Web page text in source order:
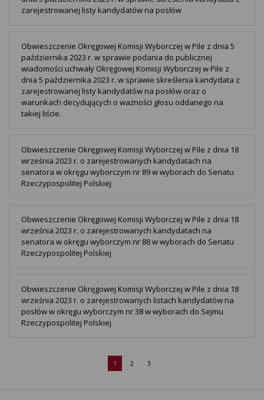
zarejestrowanej listy kandydatów na posłów
Obwieszczenie Okręgowej Komisji Wyborczej w Pile z dnia 5
października 2023 r. w sprawie podania do publicznej
wiadomości uchwały Okręgowej Komisji Wyborczej w Pile z
dnia 5 października 2023 r. w sprawie skreślenia kandydata z
zarejestrowanej listy kandydatów na posłów oraz o
warunkach decydujących o ważności głosu oddanego na
takiej liście.
Obwieszczenie Okręgowej Komisji Wyborczej w Pile z dnia 18
września 2023 r. o zarejestrowanych kandydatach na
senatora w okręgu wyborczym nr 89 w wyborach do Senatu
Rzeczypospolitej Polskiej
Obwieszczenie Okręgowej Komisji Wyborczej w Pile z dnia 18
września 2023 r. o zarejestrowanych kandydatach na
senatora w okręgu wyborczym nr 88 w wyborach do Senatu
Rzeczypospolitej Polskiej
Obwieszczenie Okręgowej Komisji Wyborczej w Pile z dnia 18
września 2023 r. o zarejestrowanych listach kandydatów na
posłów w okręgu wyborczym nr 38 w wyborach do Sejmu
Rzeczypospolitej Polskiej
1 2 3